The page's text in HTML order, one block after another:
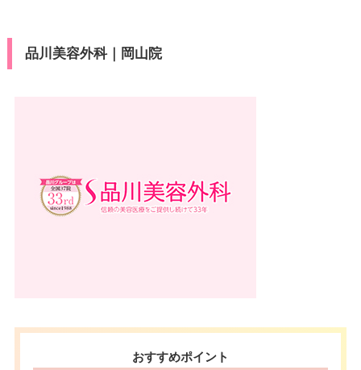
品川美容外科｜岡山院
おすすめポイント